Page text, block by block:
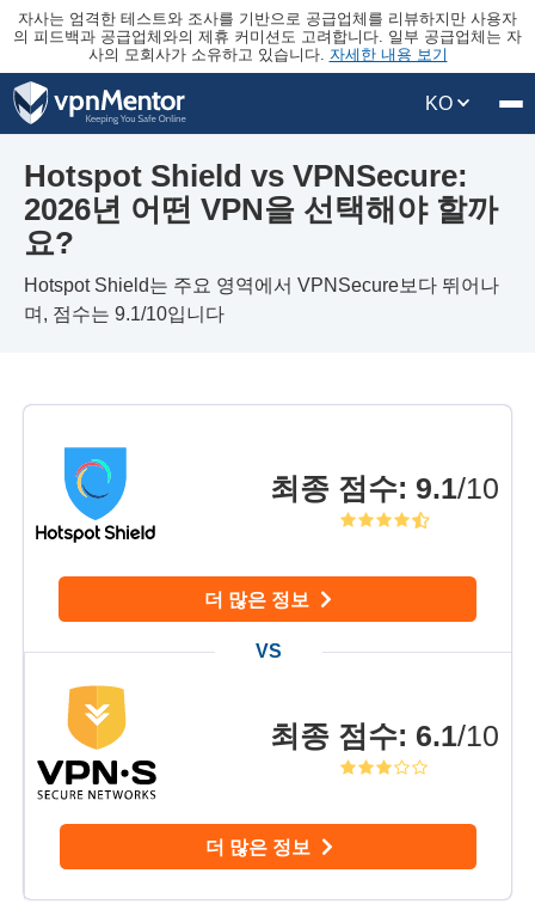
자사는 엄격한 테스트와 조사를 기반으로 공급업체를 리뷰하지만 사용자
의 피드백과 공급업체와의 제휴 커미션도 고려합니다. 일부 공급업체는 자
사의 모회사가 소유하고 있습니다. 자세한 내용 보기
KO
Hotspot Shield vs VPNSecure:
2026년 어떤 VPN을 선택해야 할까
요?
Hotspot Shield는 주요 영역에서 VPNSecure보다 뛰어나
며, 점수는 9.1/10입니다
최종 점수: 9.1/10
더 많은 정보
최종 점수: 6.1/10
더 많은 정보